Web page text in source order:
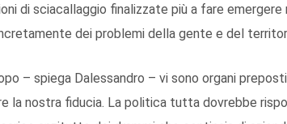
di sciacallaggio finalizzate più a fare
dei problemi della gente e del
– spiega Dalessandro – vi sono organi
la nostra fiducia. La politica tutta dovrebbe